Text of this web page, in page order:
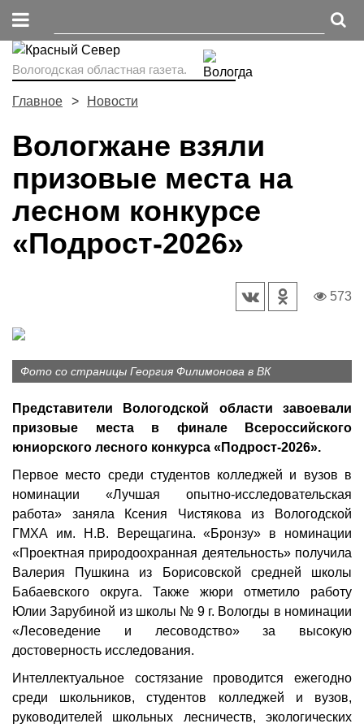
Вологодская областная газета.
Главное Новости
Вологжане взяли
призовые места на
лесном конкурсе
«Подрост-2026»
573
Фото со страницы Георгия Филимонова в ВК
Представители Вологодской области завоевали
призовые места в финале Всероссийского
юниорского лесного конкурса «Подрост-2026».
Первое место среди студентов колледжей и вузов в
номинации «Лучшая опытно-исследовательская
работа» заняла Ксения Чистякова из Вологодской
ГМХА им. Н.В. Верещагина. «Бронзу» в номинации
«Проектная природоохранная деятельность» получила
Валерия Пушкина из Борисовской средней школы
Бабаевского округа. Также жюри отметило работу
Юлии Зарубиной из школы № 9 г. Вологды в номинации
«Лесоведение и лесоводство» за высокую
достоверность исследования.
Интеллектуальное состязание проводится ежегодно
среди школьников, студентов колледжей и вузов,
руководителей школьных лесничеств, экологических